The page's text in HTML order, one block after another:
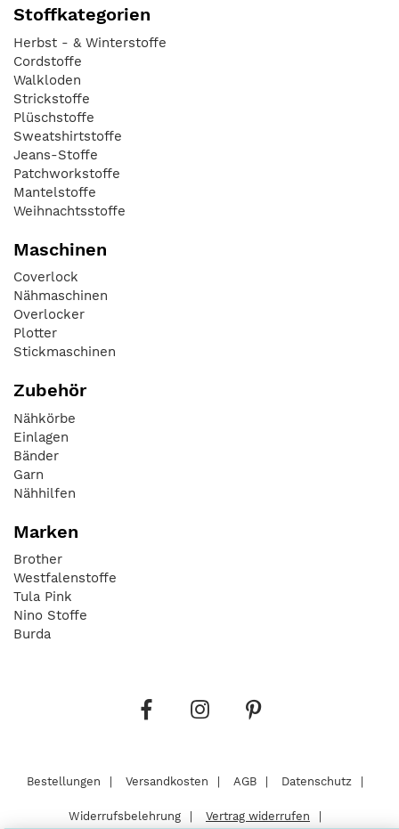
Stoffkategorien
Herbst - & Winterstoffe
Cordstoffe
Walkloden
Strickstoffe
Plüschstoffe
Sweatshirtstoffe
Jeans-Stoffe
Patchworkstoffe
Mantelstoffe
Weihnachtsstoffe
Maschinen
Coverlock
Nähmaschinen
Overlocker
Plotter
Stickmaschinen
Zubehör
Nähkörbe
Einlagen
Bänder
Garn
Nähhilfen
Marken
Brother
Westfalenstoffe
Tula Pink
Nino Stoffe
Burda
Bestellungen Versandkosten AGB Datenschutz
Widerrufsbelehrung Vertrag widerrufen